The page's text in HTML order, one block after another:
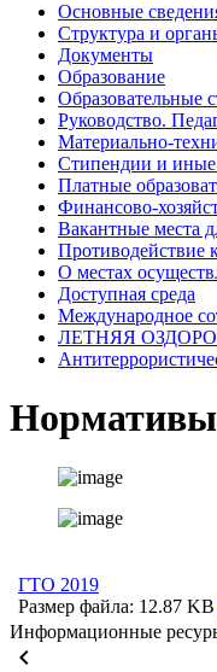
Основные
Структура и
Документы
Образование
Образовательные
Руководство.
Материально-
Стипендии и
Платные
Финансово-
Вакантные места
Противодействие
О местах
Доступная среда
Международное
ЛЕТНЯЯ
ГТО 2019
Размер файла: 12.87 KB
Информационные
keyboard_arrow_left